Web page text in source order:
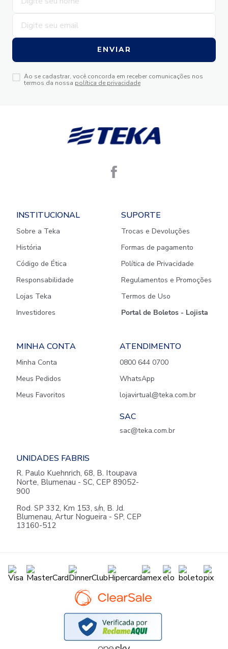
ENVIAR
Ao se cadastrar, você concorda em receber comunicações nos
termos da nossa política de privacidade
INSTITUCIONAL
Sobre a Teka
História
Código de Ética
Responsabilidade
Lojas Teka
Investidores
SUPORTE
Trocas e Devoluções
Formas de pagamento
Política de Privacidade
Regulamentos e Promoções
Termos de Uso
Portal de Boletos - Lojista
MINHA CONTA
Minha Conta
Meus Pedidos
Meus Favoritos
ATENDIMENTO
0800 644 0700
WhatsApp
lojavirtual@teka.com.br
SAC
sac@teka.com.br
UNIDADES FABRIS
R. Paulo Kuehnrich, 68, B. Itoupava
Norte, Blumenau - SC, CEP 89052-
900
Rod. SP 332, Km 153, s/n, B. Jd.
Blumenau, Artur Nogueira - SP, CEP
13160-512